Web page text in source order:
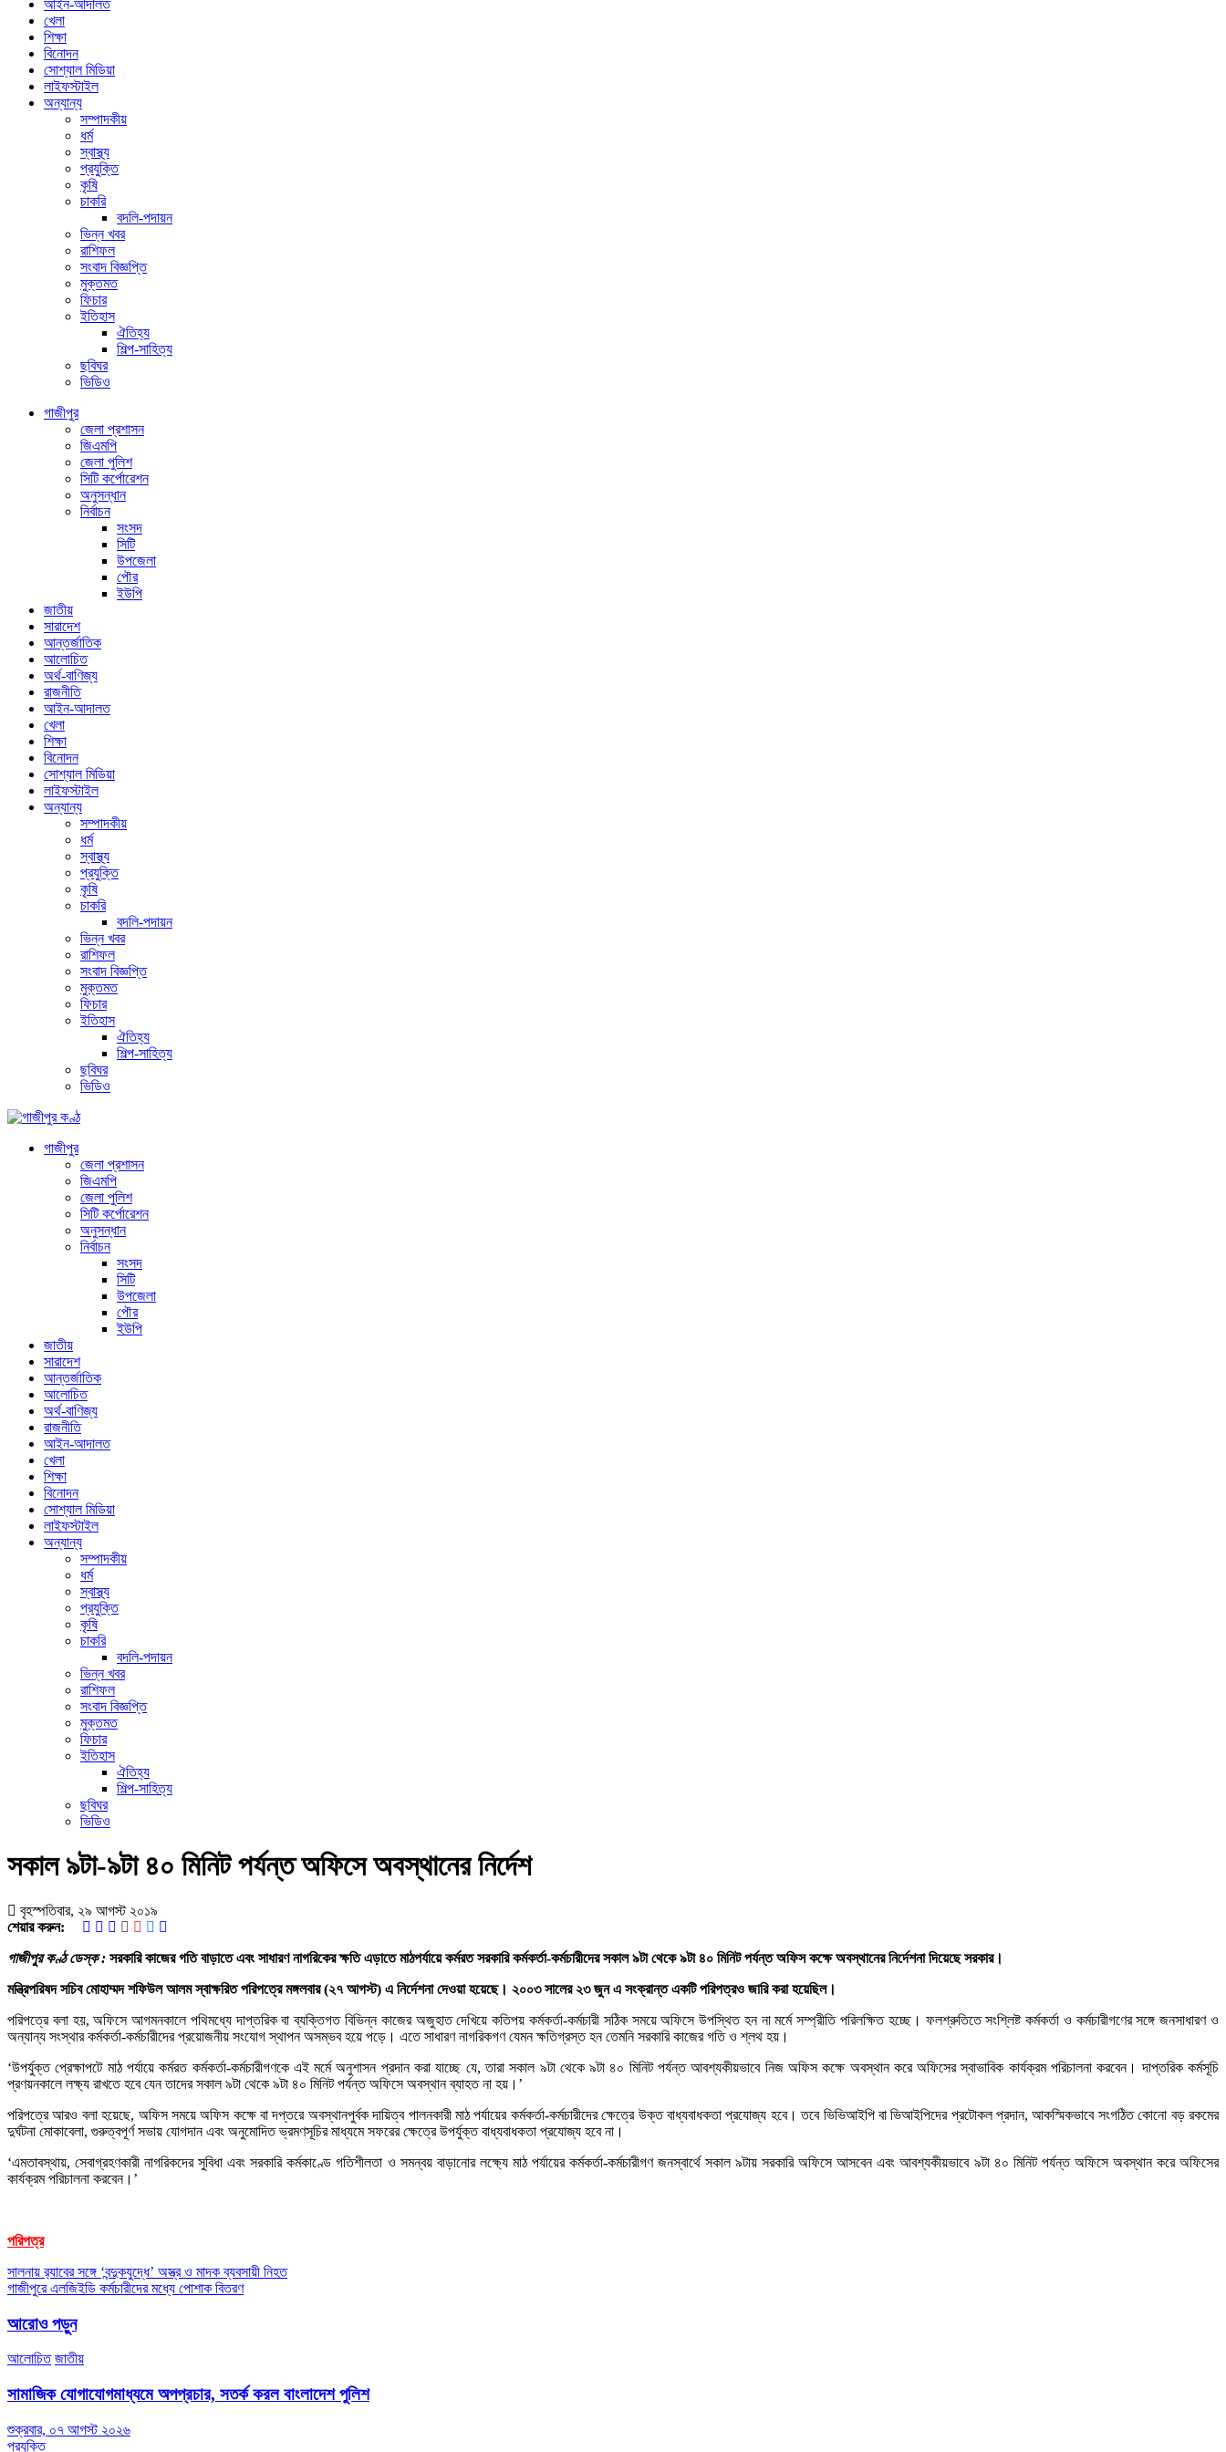
আইন-আদালত
খেলা
শিক্ষা
বিনোদন
সোশ্যাল মিডিয়া
লাইফস্টাইল
অন্যান্য
সম্পাদকীয়
ধর্ম
স্বাস্থ্য
প্রযুক্তি
কৃষি
চাকরি
বদলি-পদায়ন
ভিন্ন খবর
রাশিফল
সংবাদ বিজ্ঞপ্তি
মুক্তমত
ফিচার
ইতিহাস
ঐতিহ্য
শিল্প-সাহিত্য
ছবিঘর
ভিডিও
গাজীপুর
জেলা প্রশাসন
জিএমপি
জেলা পুলিশ
সিটি কর্পোরেশন
অনুসন্ধান
নির্বাচন
সংসদ
সিটি
উপজেলা
পৌর
ইউপি
জাতীয়
সারাদেশ
আন্তর্জাতিক
আলোচিত
অর্থ-বাণিজ্য
রাজনীতি
আইন-আদালত
খেলা
শিক্ষা
বিনোদন
সোশ্যাল মিডিয়া
লাইফস্টাইল
অন্যান্য
সম্পাদকীয়
ধর্ম
স্বাস্থ্য
প্রযুক্তি
কৃষি
চাকরি
বদলি-পদায়ন
ভিন্ন খবর
রাশিফল
সংবাদ বিজ্ঞপ্তি
মুক্তমত
ফিচার
ইতিহাস
ঐতিহ্য
শিল্প-সাহিত্য
ছবিঘর
ভিডিও
গাজীপুর
জেলা প্রশাসন
জিএমপি
জেলা পুলিশ
সিটি কর্পোরেশন
অনুসন্ধান
নির্বাচন
সংসদ
সিটি
উপজেলা
পৌর
ইউপি
জাতীয়
সারাদেশ
আন্তর্জাতিক
আলোচিত
অর্থ-বাণিজ্য
রাজনীতি
আইন-আদালত
খেলা
শিক্ষা
বিনোদন
সোশ্যাল মিডিয়া
লাইফস্টাইল
অন্যান্য
সম্পাদকীয়
ধর্ম
স্বাস্থ্য
প্রযুক্তি
কৃষি
চাকরি
বদলি-পদায়ন
ভিন্ন খবর
রাশিফল
সংবাদ বিজ্ঞপ্তি
মুক্তমত
ফিচার
ইতিহাস
ঐতিহ্য
শিল্প-সাহিত্য
ছবিঘর
ভিডিও
সকাল ৯টা-৯টা ৪০ মিনিট পর্যন্ত অফিসে অবস্থানের নির্দেশ
বৃহস্পতিবার, ২৯ আগস্ট ২০১৯
শেয়ার করুন:
গাজীপুর কণ্ঠ ডেস্ক : সরকারি কাজের গতি বাড়াতে এবং সাধারণ নাগরিকের ক্ষতি এড়াতে মাঠপর্যায়ে কর্মরত সরকারি কর্মকর্তা-কর্মচারীদের সকাল ৯টা থেকে ৯টা ৪০ মিনিট পর্যন্ত অফিস কক্ষে অবস্থানের নির্দেশনা দিয়েছে সরকার।
মন্ত্রিপরিষদ সচিব মোহাম্মদ শফিউল আলম স্বাক্ষরিত পরিপত্রে মঙ্গলবার (২৭ আগস্ট) এ নির্দেশনা দেওয়া হয়েছে। ২০০৩ সালের ২৩ জুন এ সংক্রান্ত একটি পরিপত্রও জারি করা হয়েছিল।
পরিপত্রে বলা হয়, অফিসে আগমনকালে পথিমধ্যে দাপ্তরিক বা ব্যক্তিগত বিভিন্ন কাজের অজুহাত দেখিয়ে কতিপয় কর্মকর্তা-কর্মচারী সঠিক সময়ে অফিসে উপস্থিত হন না মর্মে সম্প্রীতি পরিলক্ষিত হচ্ছে। ফলশ্রুতিতে সংশ্লিষ্ট কর্মকর্তা ও কর্মচারীগণের সঙ্গে জনসাধারণ ও
অন্যান্য সংস্থার কর্মকর্তা-কর্মচারীদের প্রয়োজনীয় সংযোগ স্থাপন অসম্ভব হয়ে পড়ে। এতে সাধারণ নাগরিকগণ যেমন ক্ষতিগ্রস্ত হন তেমনি সরকারি কাজের গতি ও শ্লথ হয়।
‘উপর্যুক্ত প্রেক্ষাপটে মাঠ পর্যায়ে কর্মরত কর্মকর্তা-কর্মচারীগণকে এই মর্মে অনুশাসন প্রদান করা যাচ্ছে যে, তারা সকাল ৯টা থেকে ৯টা ৪০ মিনিট পর্যন্ত আবশ্যকীয়ভাবে নিজ অফিস কক্ষে অবস্থান করে অফিসের স্বাভাবিক কার্যক্রম পরিচালনা করবেন। দাপ্তরিক কর্মসূচি
প্রণয়নকালে লক্ষ্য রাখতে হবে যেন তাদের সকাল ৯টা থেকে ৯টা ৪০ মিনিট পর্যন্ত অফিসে অবস্থান ব্যাহত না হয়।’
পরিপত্রে আরও বলা হয়েছে, অফিস সময়ে অফিস কক্ষে বা দপ্তরে অবস্থানপুর্বক দায়িত্ব পালনকারী মাঠ পর্যায়ের কর্মকর্তা-কর্মচারীদের ক্ষেত্রে উক্ত বাধ্যবাধকতা প্রযোজ্য হবে। তবে ভিভিআইপি বা ভিআইপিদের প্রটোকল প্রদান, আকস্মিকভাবে সংগঠিত কোনো বড় রকমের
দুর্ঘটনা মোকাবেলা, গুরুত্বপূর্ণ সভায় যোগদান এবং অনুমোদিত ভ্রমণসূচির মাধ্যমে সফরের ক্ষেত্রে উপর্যুক্ত বাধ্যবাধকতা প্রযোজ্য হবে না।
‘এমতাবস্থায়, সেবাগ্রহণকারী নাগরিকদের সুবিধা এবং সরকারি কর্মকাণ্ডে গতিশীলতা ও সমন্বয় বাড়ানোর লক্ষ্যে মাঠ পর্যায়ের কর্মকর্তা-কর্মচারীগণ জনস্বার্থে সকাল ৯টায় সরকারি অফিসে আসবেন এবং আবশ্যকীয়ভাবে ৯টা ৪০ মিনিট পর্যন্ত অফিসে অবস্থান করে অফিসের
কার্যক্রম পরিচালনা করবেন।’
পরিপত্র
Post
navigation
সালনায় র‌্যাবের সঙ্গে ‘বন্দুকযুদ্ধে’ অস্ত্র ও মাদক ব্যবসায়ী নিহত
গাজীপুরে এলজিইডি কর্মচারীদের মধ্যে পোশাক বিতরণ
আরোও পড়ুন
আলোচিত জাতীয়
সামাজিক যোগাযোগমাধ্যমে অপপ্রচার, সতর্ক করল বাংলাদেশ পুলিশ
শুক্রবার, ০৭ আগস্ট ২০২৬
প্রযুক্তি